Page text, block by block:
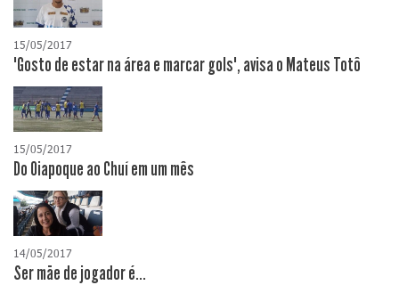
15/05/2017
"Gosto de estar na área e marcar gols", avisa o Mateus Totô
15/05/2017
Do Oiapoque ao Chuí em um mês
14/05/2017
Ser mãe de jogador é...